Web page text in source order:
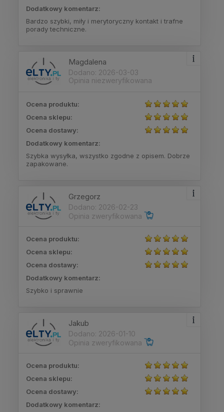
Dodatkowy komentarz:
Bardzo szybki, miły i merytoryczny kontakt i trafne
porady techniczne.
Magdalena
Dodano: 2026-03-03
Opinia niezweryfikowana
Ocena produktu:
Ocena sklepu:
Ocena dostawy:
Dodatkowy komentarz:
Szybka wysyłka, wszystko zgodne z opisem. Dobrze
zapakowane.
Grzegorz
Dodano: 2026-02-23
Opinia zweryfikowana
Ocena produktu:
Ocena sklepu:
Ocena dostawy:
Dodatkowy komentarz:
Szybko i sprawnie
Jakub
Dodano: 2026-01-10
Opinia zweryfikowana
Ocena produktu:
Ocena sklepu:
Ocena dostawy:
Dodatkowy komentarz: